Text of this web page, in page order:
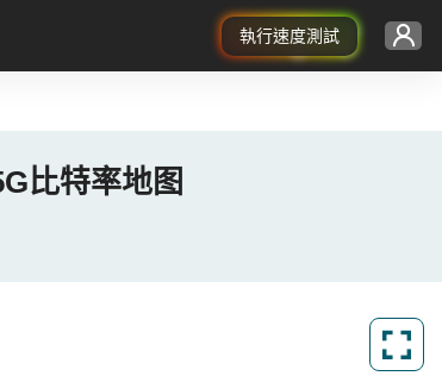
執行速度測試
比特率地图